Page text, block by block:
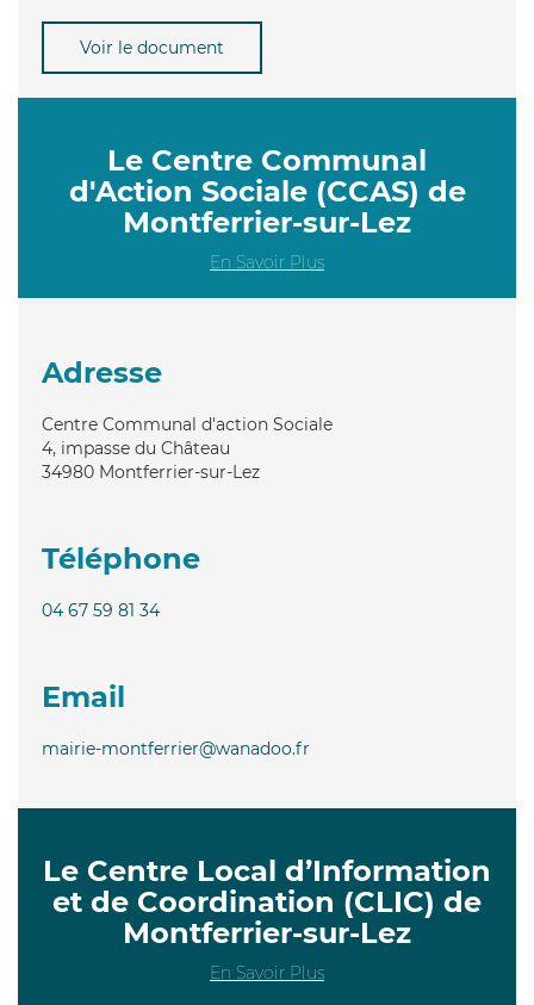
Voir le document
Le Centre Communal
d'Action Sociale (CCAS) de
Montferrier-sur-Lez
En Savoir Plus
Adresse
Centre Communal d'action Sociale
4, impasse du Château
34980 Montferrier-sur-Lez
Téléphone
04 67 59 81 34
Email
mairie-montferrier@wanadoo.fr
Le Centre Local d’Information
et de Coordination (CLIC) de
Montferrier-sur-Lez
En Savoir Plus